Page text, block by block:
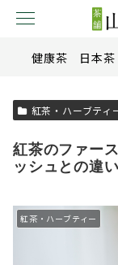
健康茶 日本茶
紅茶・ハーブティ
紅茶のファー
ッシュとの違
紅茶・ハーブティー